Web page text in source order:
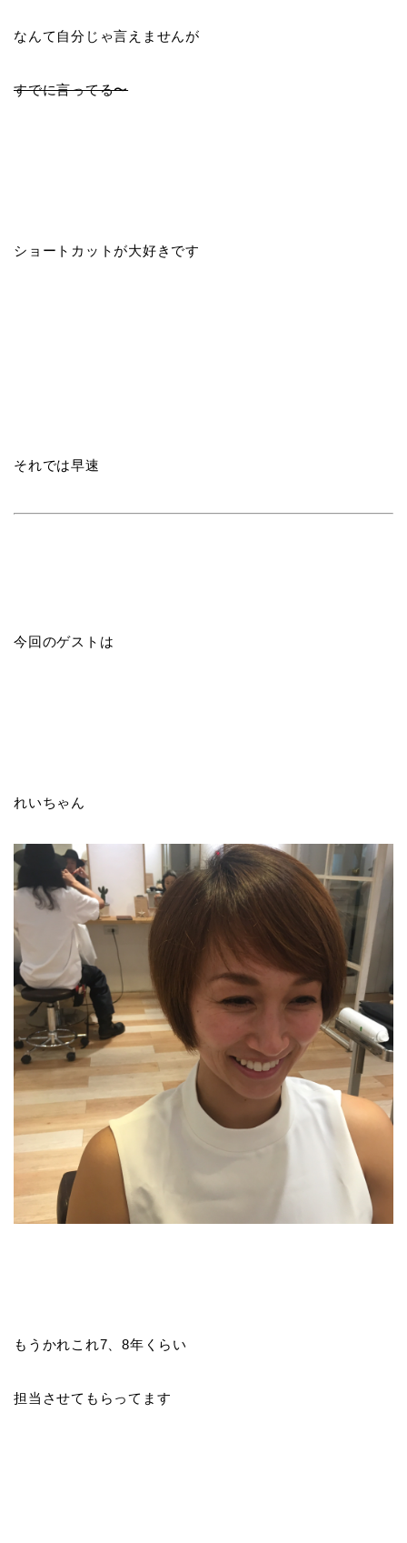
なんて自分じゃ言えませんが
すでに言ってる〜
ショートカットが大好きです
それでは早速
今回のゲストは
れいちゃん
もうかれこれ7、8年くらい
担当させてもらってます